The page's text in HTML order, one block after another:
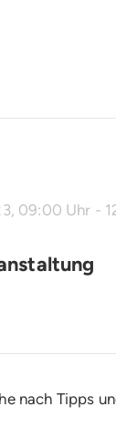
, 09:00 Uhr -
nach Tipps